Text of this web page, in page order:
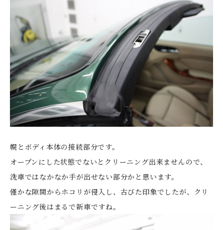
幌とボディ本体の接続部分です。
オープンにした状態でないとクリーニング出来ませんので、
洗車ではなかなか手が出せない部分かと思います。
僅かな隙間からホコリが侵入し、古びた印象でしたが、クリ
ーニング後はまるで新車ですね。